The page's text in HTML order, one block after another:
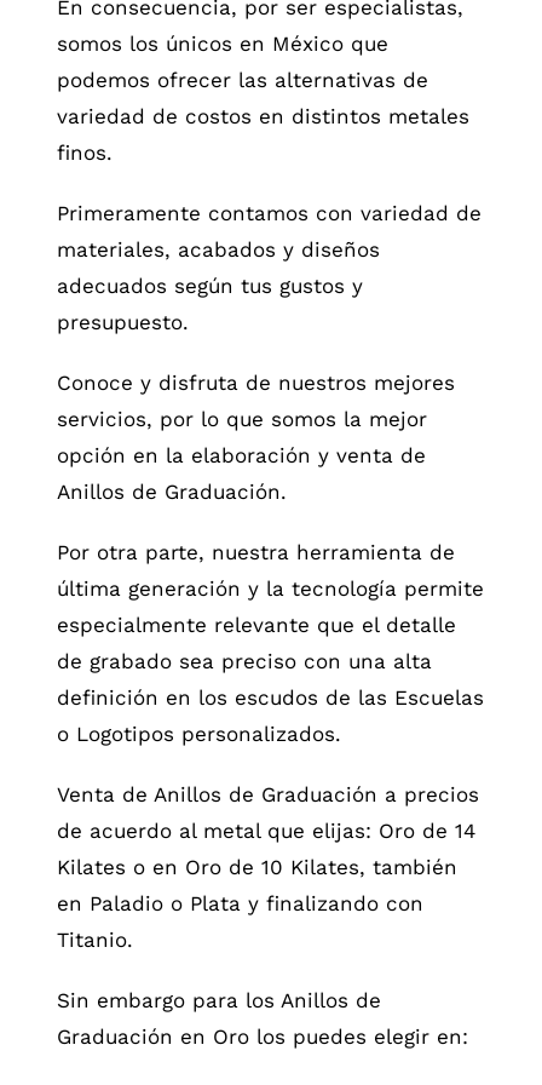
En consecuencia, por ser especialistas,
somos los únicos en México que
podemos ofrecer las alternativas de
variedad de costos en distintos metales
finos.
Primeramente contamos con variedad de
materiales, acabados y diseños
adecuados según tus gustos y
presupuesto.
Conoce y disfruta de nuestros mejores
servicios, por lo que somos la mejor
opción en la elaboración y venta de
Anillos de Graduación.
Por otra parte, nuestra herramienta de
última generación y la tecnología permite
especialmente relevante que el detalle
de grabado sea preciso con una alta
definición en los escudos de las Escuelas
o Logotipos personalizados.
Venta de Anillos de Graduación a precios
de acuerdo al metal que elijas: Oro de 14
Kilates o en Oro de 10 Kilates, también
en Paladio o Plata y finalizando con
Titanio.
Sin embargo para los Anillos de
Graduación en Oro los puedes elegir en: